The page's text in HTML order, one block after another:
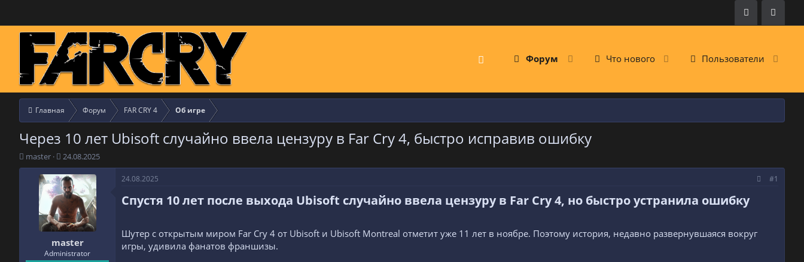
Форум Что нового Пользователи
Главная Форум FAR CRY 4 Об игре
Через 10 лет Ubisoft случайно ввела цензуру в Far Cry 4, быстро исправив ошибку
А
в
master
Д
а
т
а
н
а
ч
а
л
а
24.08.2025
master
Administrator
24.08.2025 #1
Спустя 10 лет после выхода Ubisoft случайно ввела цензуру в Far Cry 4, но быстро устранила ошибку​
Шутер с открытым миром Far Cry 4 от Ubisoft и Ubisoft Montreal отметит уже 11 лет в ноябре. Поэтому история, недавно развернувшаяся вокруг
игры, удивила фанатов франшизы.